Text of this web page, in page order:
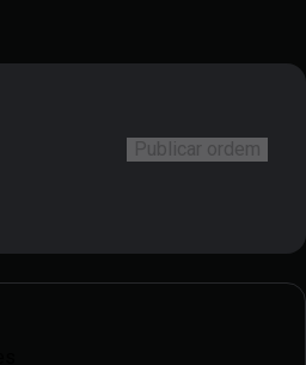
Publicar ordem